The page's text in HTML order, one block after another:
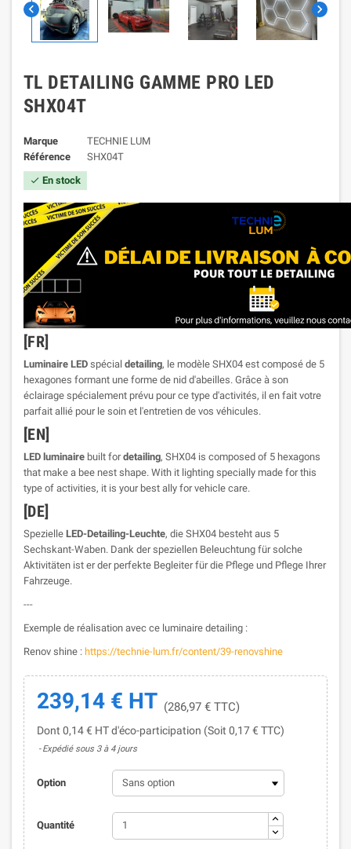
 
TL DETAILING GAMME PRO LED
SHX04T
Marque
TECHNIE LUM
Référence
SHX04T
 En stock
[FR]
Luminaire LED spécial detailing, le modèle SHX04 est composé de 5
hexagones formant une forme de nid d'abeilles. Grâce à son
éclairage spécialement prévu pour ce type d'activités, il en fait votre
parfait allié pour le soin et l'entretien de vos véhicules.
[EN]
LED luminaire built fordetailing, SHX04 is composed of 5 hexagons
that make a bee nest shape. With it lighting specially made for this
type of activities, it is your best ally for vehicle care.
[DE]
Spezielle LED-Detailing-Leuchte, die SHX04 besteht aus 5
Sechskant-Waben. Dank der speziellen Beleuchtung für solche
Aktivitäten ist er der perfekte Begleiter für die Pflege und Pflege Ihrer
Fahrzeuge.
---
Exemple de réalisation avec ce luminaire detailing :
Renov shine : https://technie-lum.fr/content/39-renovshine
239,14 € HT (286,97 € TTC)
Dont 0,14 € HT d'éco-participation (Soit 0,17 € TTC)
Expédié sous 3 à 4 jours
Option
Quantité